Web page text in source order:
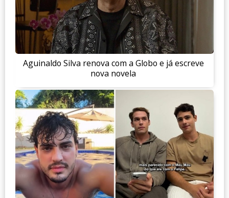
Aguinaldo Silva renova com a Globo e já escreve
nova novela